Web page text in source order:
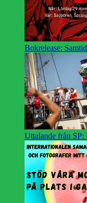
Bokrelease:
Uttalande från SP: